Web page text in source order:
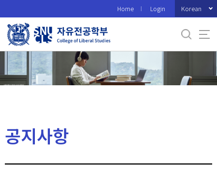
로
메
Home Login Korean
공지사항